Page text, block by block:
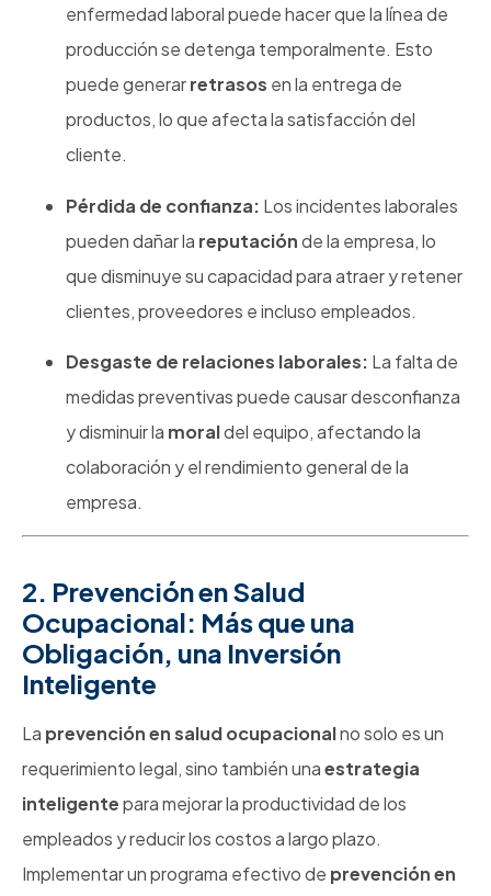
enfermedad laboral puede hacer que la línea de
producción se detenga temporalmente. Esto
puede generarretrasos en la entrega de
productos, lo que afecta la satisfacción del
cliente.
Pérdida de confianza: Los incidentes laborales
pueden dañar la reputaciónde la empresa, lo
que disminuye su capacidad para atraer y retener
clientes, proveedores e incluso empleados.
Desgaste de relaciones laborales: La falta de
medidas preventivas puede causar desconfianza
y disminuir la moraldel equipo, afectando la
colaboración y el rendimiento general de la
empresa.
2. Prevención en Salud
Ocupacional: Más que una
Obligación, una Inversión
Inteligente
La prevención en salud ocupacionalno solo es un
requerimiento legal, sino también unaestrategia
inteligentepara mejorar la productividad de los
empleados y reducir los costos a largo plazo.
Implementar un programa efectivo de prevención en